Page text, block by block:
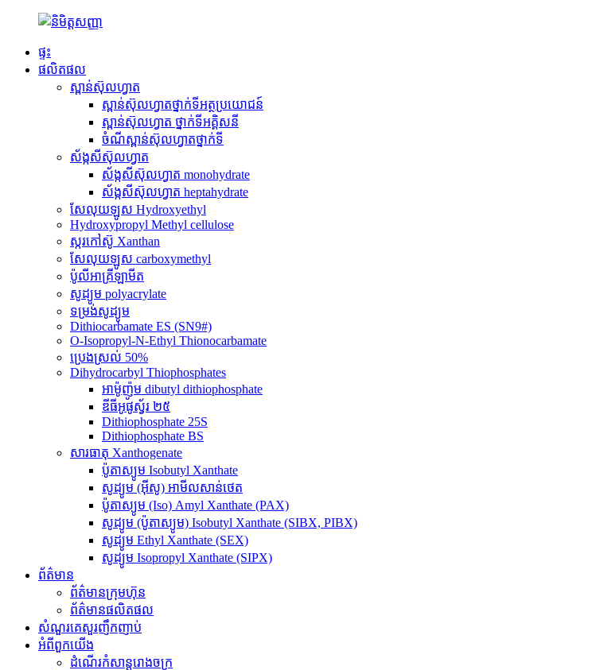
ផ្ទះ
ផលិតផល
ស្ពាន់ស៊ុលហ្វាត
ស្ពាន់ស៊ុលហ្វាតថ្នាក់ទីអត្ថប្រយោជន៍
ស្ពាន់ស៊ុលហ្វាត ថ្នាក់ទីអគ្គិសនី
ចំណីស្ពាន់ស៊ុលហ្វាតថ្នាក់ទី
ស័ង្កសីស៊ុលហ្វាត
ស័ង្កសីស៊ុលហ្វាត monohydrate
ស័ង្កសីស៊ុលហ្វាត heptahydrate
សែលុយឡូស Hydroxyethyl
Hydroxypropyl Methyl cellulose
ស្ករកៅស៊ូ Xanthan
សែលុយឡូស carboxymethyl
ប៉ូលីអាគ្រីឡាមីត
សូដ្យូម polyacrylate
ទម្រង់សូដ្យូម
Dithiocarbamate ES (SN9#)
O-Isopropyl-N-Ethyl Thionocarbamate
ប្រេងស្រល់ 50%
Dihydrocarbyl Thiophosphates
អាម៉ូញ៉ូម dibutyl dithiophosphate
ឌីធីអូផូស្វ័រ ២៥
Dithiophosphate 25S
Dithiophosphate BS
សារធាតុ Xanthogenate
ប៉ូតាស្យូម Isobutyl Xanthate
សូដ្យូម (អ៊ីសូ) អាមីលសាន់ថេត
ប៉ូតាស្យូម (Iso) Amyl Xanthate (PAX)
សូដ្យូម (ប៉ូតាស្យូម) Isobutyl Xanthate (SIBX, PIBX)
សូដ្យូម Ethyl Xanthate (SEX)
សូដ្យូម Isopropyl Xanthate (SIPX)
ព័ត៌មាន
ព័ត៌មានក្រុមហ៊ុន
ព័ត៌មានផលិតផល
សំណួរគេសួរញឹកញាប់
អំពី​ពួក​យើង
ដំណើរកំសាន្តរោងចក្រ